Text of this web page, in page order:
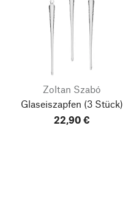
Zoltan Szabó
Glaseiszapfen (3 Stück)
22,90 €